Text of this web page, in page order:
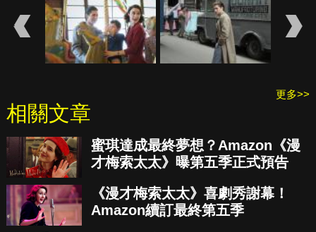
更多>>
相關文章
蜜琪達成最終夢想？Amazon《漫
才梅索太太》曝第五季正式預告
《漫才梅索太太》喜劇秀謝幕！
Amazon續訂最終第五季